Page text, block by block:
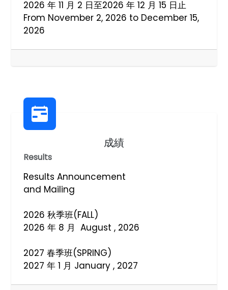
2026 年 11 月 2 日至2026 年 12 月 15 日止
From November 2, 2026 to December 15,
2026
成績
Results
Results Announcement
and Mailing
2026 秋季班(FALL)
2026 年 8 月 August , 2026
2027 春季班(SPRING)
2027 年 1 月 January , 2027